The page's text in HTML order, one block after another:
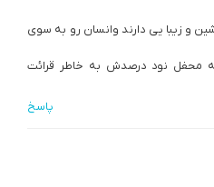
و زیبا یی دارند وانسان رو به سوی
محفل نود درصدش به خاطر قرائت
پاسخ